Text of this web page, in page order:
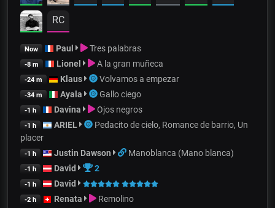
RC
Now Paul Tres palabras
-8 m Lionel A la gran muñeca
-24 m Klaus Volvamos a empezar
-34 m Ayala Gallo ciego
-1 h Davina Ojos negros
-1 h ARIEL
Pedacito de cielo, Romance de barrio, Un
placer
-1 h Justin Dawson Manoblanca (Mano blanca)
-1 h David 2
-1 h David
-2 h Renata Remolino